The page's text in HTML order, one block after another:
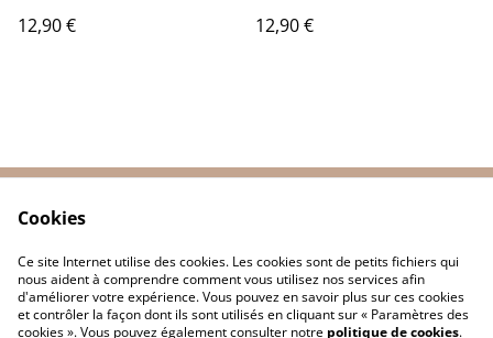
12,90 € 12,90 €
Politique de
confidentialité
Politique de cookies
Cookies
Ce site Internet utilise des cookies. Les cookies sont de petits fichiers qui
nous aident à comprendre comment vous utilisez nos services afin
d'améliorer votre expérience. Vous pouvez en savoir plus sur ces cookies
et contrôler la façon dont ils sont utilisés en cliquant sur « Paramètres des
cookies ». Vous pouvez également consulter notre politique de cookies.